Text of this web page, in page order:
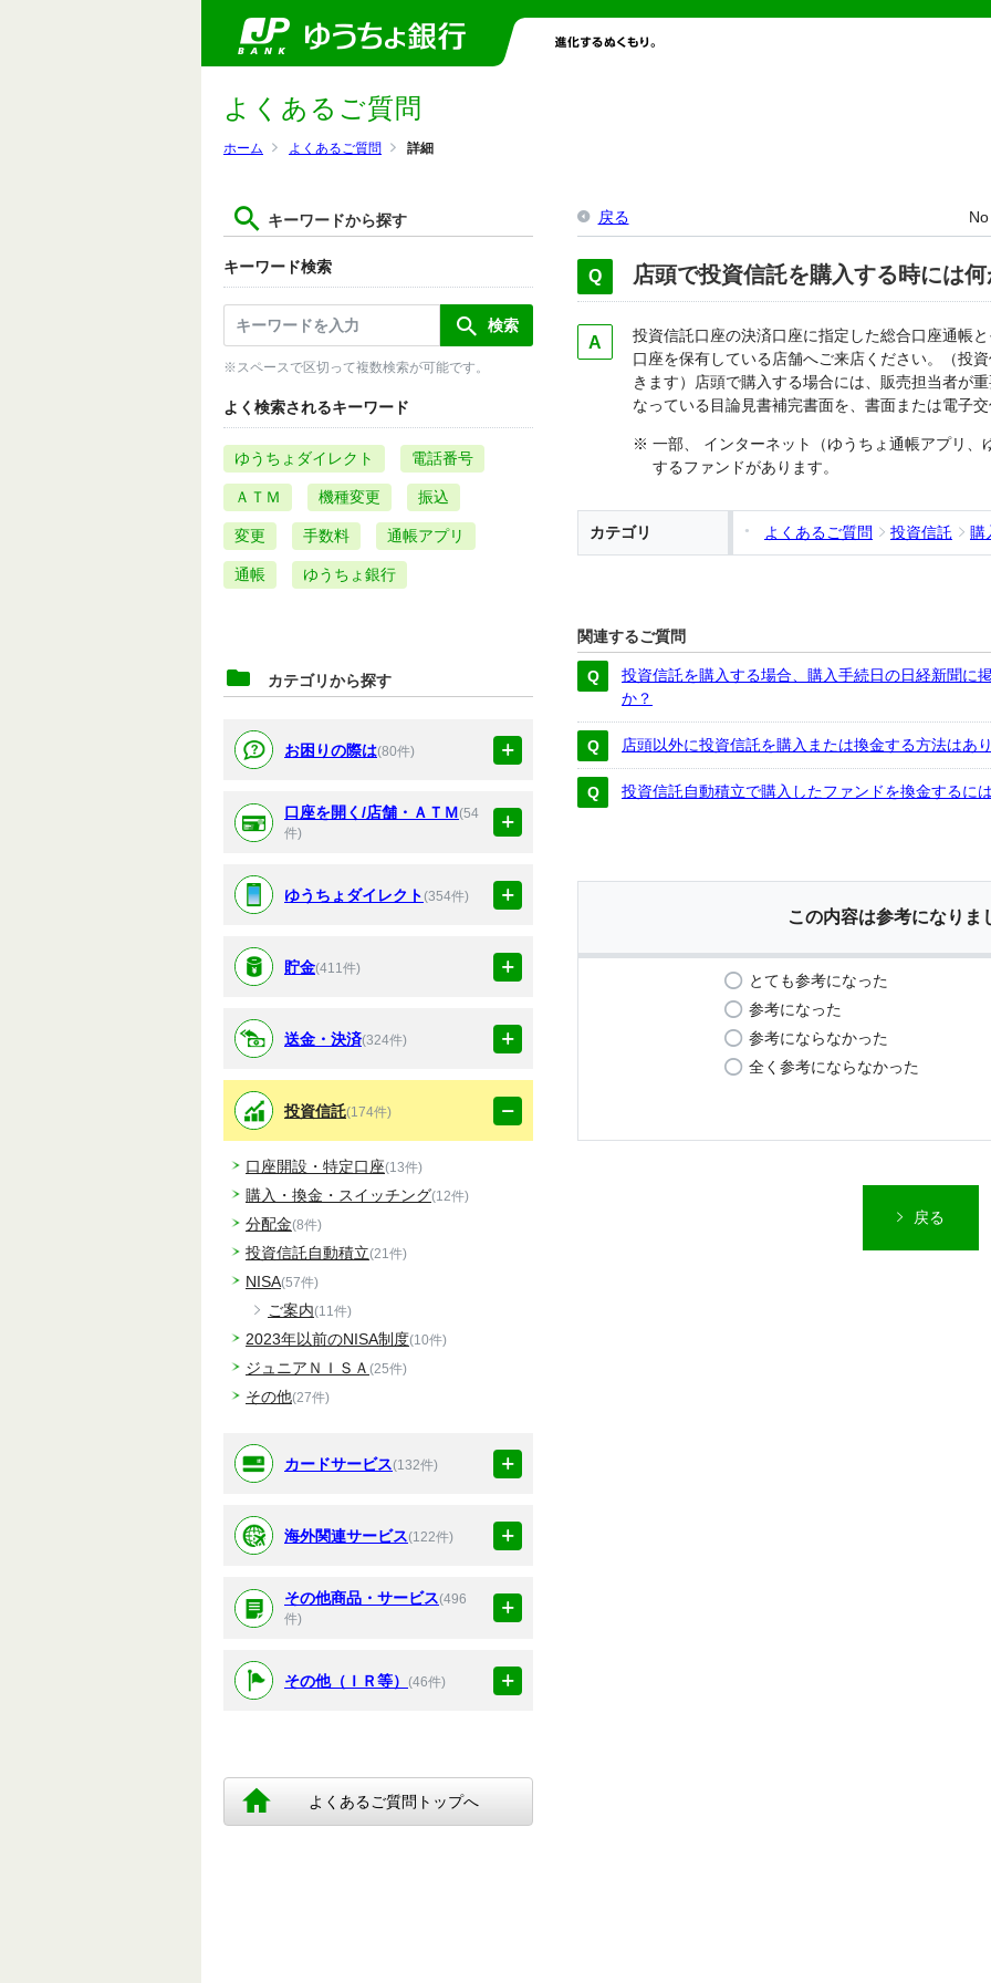
ホーム よくあるご質問 詳細
よくあるご質問
キーワードから探す
キーワード検索
※スペースで区切って複数検索が可能です。
よく検索されるキーワード
ゆうちょダイレクト 電話番号
ＡＴＭ 機種変更 振込
変更 手数料 通帳アプリ
通帳 ゆうちょ銀行
カテゴリから探す
お困りの際は(80件)
口座を開く/店舗・ＡＴＭ(54
件)
ゆうちょダイレクト(354件)
貯金(411件)
送金・決済(324件)
投資信託(174件)
口座開設・特定口座(13件)
購入・換金・スイッチング(12件)
分配金(8件)
投資信託自動積立(21件)
NISA(57件)
ご案内(11件)
2023年以前のNISA制度(10件)
ジュニアＮＩＳＡ (25件)
その他(27件)
カードサービス(132件)
海外関連サービス(122件)
その他商品・サービス(496
件)
その他（ＩＲ等） (46件)
よくあるご質問トップへ
戻る No
店頭で投資信託を購入する時には
投資信託口座の決済口座に指定した総合口座通帳
口座を保有している店舗へご来店ください。（投
きます）店頭で購入する場合には、販売担当者が
なっている目論見書補完書面を、書面または電子
※ 一部、 インターネット（ゆうちょ通帳アプリ、
するファンドがあります。
カテゴリ よくあるご質問 投資信託 購
関連するご質問
投資信託を購入する場合、購入手続日の日経新聞に
か？
店頭以外に投資信託を購入または換金する方法はあ
投資信託自動積立で購入したファンドを換金するに
この内容は参考になりま
とても参考になった
参考になった
参考にならなかった
全く参考にならなかった
戻る